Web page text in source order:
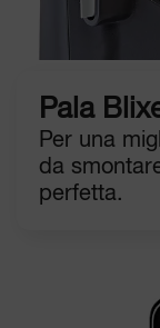
Pala
Per una
da
perfetta.